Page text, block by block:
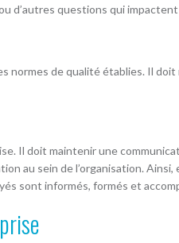
d’autres questions qui
normes de qualité établies. Il
Il doit maintenir une
au sein de l’organisation.
sont informés, formés et